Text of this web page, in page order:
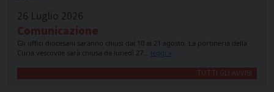
26 Luglio 2026
Comunicazione
Gli uffici diocesani saranno chiusi dal 10 al 21 agosto. La portineria della
Curia vescovile sarà chiusa da lunedì 27… leggi »
TUTTI GLI AVVISI